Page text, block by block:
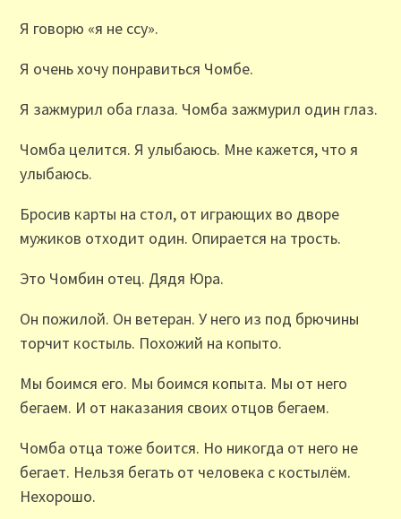
Я говорю «я не ссу».
Я очень хочу понравиться Чомбе.
Я зажмурил оба глаза. Чомба зажмурил один глаз.
Чомба целится. Я улыбаюсь. Мне кажется, что я
улыбаюсь.
Бросив карты на стол, от играющих во дворе
мужиков отходит один. Опирается на трость.
Это Чомбин отец. Дядя Юра.
Он пожилой. Он ветеран. У него из под брючины
торчит костыль. Похожий на копыто.
Мы боимся его. Мы боимся копыта. Мы от него
бегаем. И от наказания своих отцов бегаем.
Чомба отца тоже боится. Но никогда от него не
бегает. Нельзя бегать от человека с костылём.
Нехорошо.